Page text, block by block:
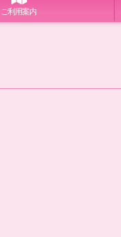
ご利用案内